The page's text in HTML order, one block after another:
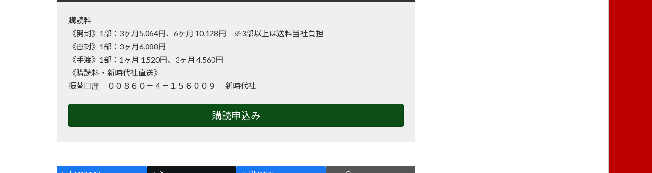
購読料
《開封》1部：3ヶ月5,064円、6ヶ月 10,128円 ※3部以上は送料当社負担
《密封》1部：3ヶ月6,088円
《手渡》1部：1ヶ月 1,520円、3ヶ月 4,560円
《購読料・新時代社直送》
振替口座 ００８６０－４－１５６００９ 新時代社
購読申込み